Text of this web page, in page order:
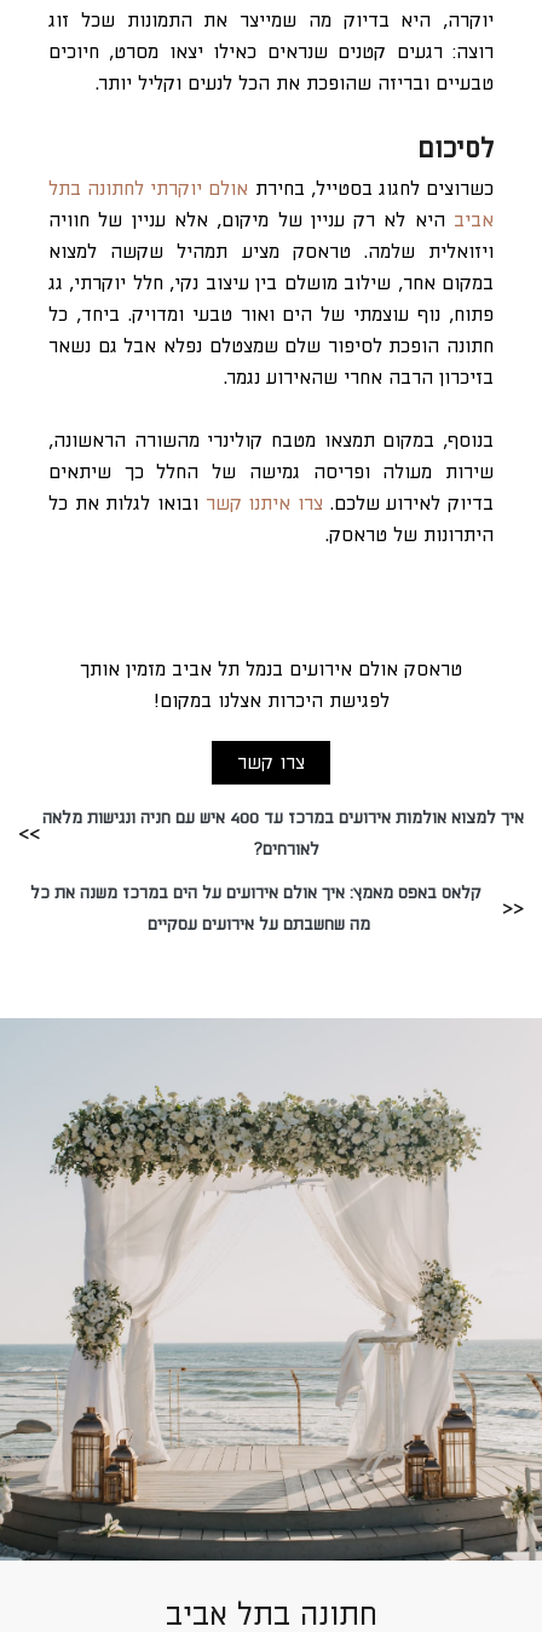
יוקרה, היא בדיוק מה שמייצר את התמונות שכל זוג
רוצה: רגעים קטנים שנראים כאילו יצאו מסרט, חיוכים
טבעיים ובריזה שהופכת את הכל לנעים וקליל יותר.
לסיכום
כשרוצים לחגוג בסטייל, בחירת אולם יוקרתי לחתונה בתל
אביב היא לא רק עניין של מיקום, אלא עניין של חוויה
ויזואלית שלמה. טראסק מציע תמהיל שקשה למצוא
במקום אחר, שילוב מושלם בין עיצוב נקי, חלל יוקרתי, גג
פתוח, נוף עוצמתי של הים ואור טבעי ומדויק. ביחד, כל
חתונה הופכת לסיפור שלם שמצטלם נפלא אבל גם נשאר
בזיכרון הרבה אחרי שהאירוע נגמר.
בנוסף, במקום תמצאו מטבח קולינרי מהשורה הראשונה,
שירות מעולה ופריסה גמישה של החלל כך שיתאים
בדיוק לאירוע שלכם. צרו איתנו קשר ובואו לגלות את כל
היתרונות של טראסק.
טראסק אולם אירועים בנמל תל אביב מזמין אותך
לפגישת היכרות אצלנו במקום!
צרו קשר
איך למצוא אולמות אירועים במרכז עד 400 איש עם חניה ונגישות מלאה
לאורחים?
קלאס באפס מאמץ: איך אולם אירועים על הים במרכז משנה את כל
מה שחשבתם על אירועים עסקיים
חתונה בתל אביב